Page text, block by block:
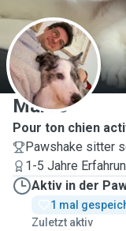
M
Marco
Pour ton chien
Pawshake sitter
1-5 Jahre
Aktiv in der
1 mal
Zuletzt aktiv